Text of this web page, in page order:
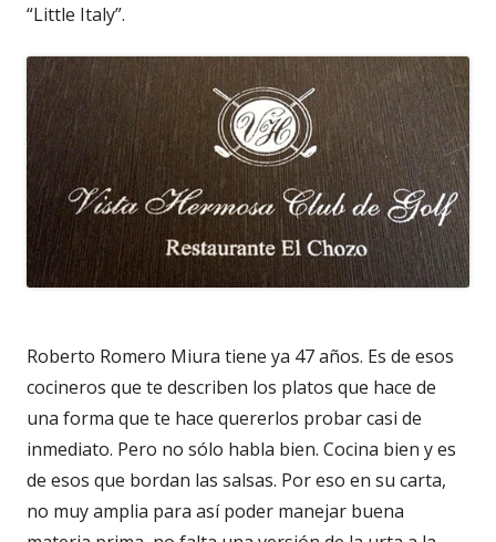
“Little Italy”.
Roberto Romero Miura tiene ya 47 años. Es de esos
cocineros que te describen los platos que hace de
una forma que te hace quererlos probar casi de
inmediato. Pero no sólo habla bien. Cocina bien y es
de esos que bordan las salsas. Por eso en su carta,
no muy amplia para así poder manejar buena